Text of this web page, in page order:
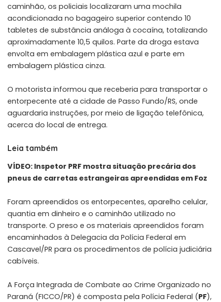
caminhão, os policiais localizaram uma mochila
acondicionada no bagageiro superior contendo 10
tabletes de substância análoga à cocaína, totalizando
aproximadamente 10,5 quilos. Parte da droga estava
envolta em embalagem plástica azul e parte em
embalagem plástica cinza.
O motorista informou que receberia para transportar o
entorpecente até a cidade de Passo Fundo/RS, onde
aguardaria instruções, por meio de ligação telefônica,
acerca do local de entrega.
Leia também
VÍDEO: Inspetor PRF mostra situação precária dos
pneus de carretas estrangeiras apreendidas em Foz
Foram apreendidos os entorpecentes, aparelho celular,
quantia em dinheiro e o caminhão utilizado no
transporte. O preso e os materiais apreendidos foram
encaminhados à Delegacia da Polícia Federal em
Cascavel/PR para os procedimentos de polícia judiciária
cabíveis.
A Força Integrada de Combate ao Crime Organizado no
Paraná (FICCO/PR) é composta pela Polícia Federal (PF),